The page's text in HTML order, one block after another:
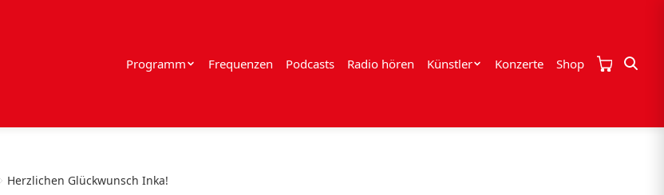
Programm Frequenzen Podcasts Radio hören Künstler Konzerte Shop
Herzlichen Glückwunsch Inka!